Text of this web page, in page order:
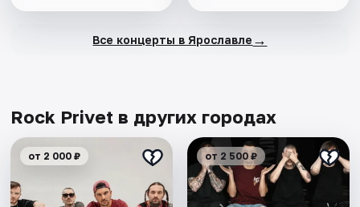
Все концерты в Ярославле →
Rock Privet в других городах
от 2 000 ₽ от 2 500 ₽